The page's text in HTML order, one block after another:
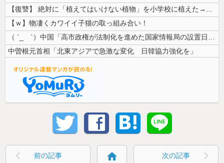
【復讐】 絶対に「植えてはいけない植物」を小学校に植えた→20年経って...
【ｗ】物凄くカワイイ子猫の取っ組み合い！
（ ´_ゝ`）中国「高市政権が法制化を進めた国家情報局の設置日が7月3...
中曽根元首相「北東アジアで急激な変化 日韓協力強化を」
前の記事 home 次の記事